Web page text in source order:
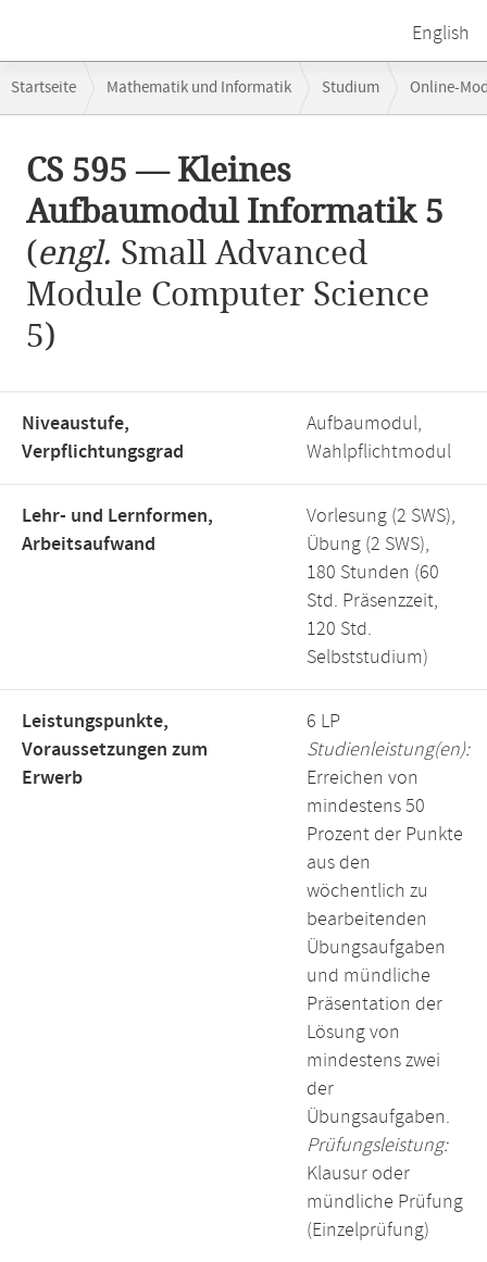
English
Navigation
Startseite Mathematik und Informatik Studium Online-
CS 595 — Kleines
Aufbaumodul Informatik 5
(engl. Small Advanced
Module Computer Science
5)
Niveaustufe,
Verpflichtungsgrad
Aufbaumodul,
Wahlpflichtmodul
Lehr- und Lernformen,
Arbeitsaufwand
Vorlesung (2 SWS),
Übung (2 SWS),
180 Stunden (60
Std. Präsenzzeit,
120 Std.
Selbststudium)
Leistungspunkte,
Voraussetzungen zum
Erwerb
6 LP
Studienleistung(en):
Erreichen von
mindestens 50
Prozent der Punkte
aus den
wöchentlich zu
bearbeitenden
Übungsaufgaben
und mündliche
Präsentation der
Lösung von
mindestens zwei
der
Übungsaufgaben.
Prüfungsleistung:
Klausur oder
mündliche Prüfung
(Einzelprüfung)